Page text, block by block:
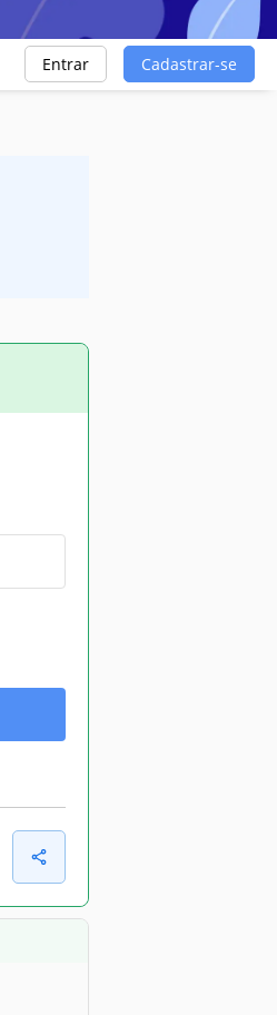
Entrar Cadastrar-se